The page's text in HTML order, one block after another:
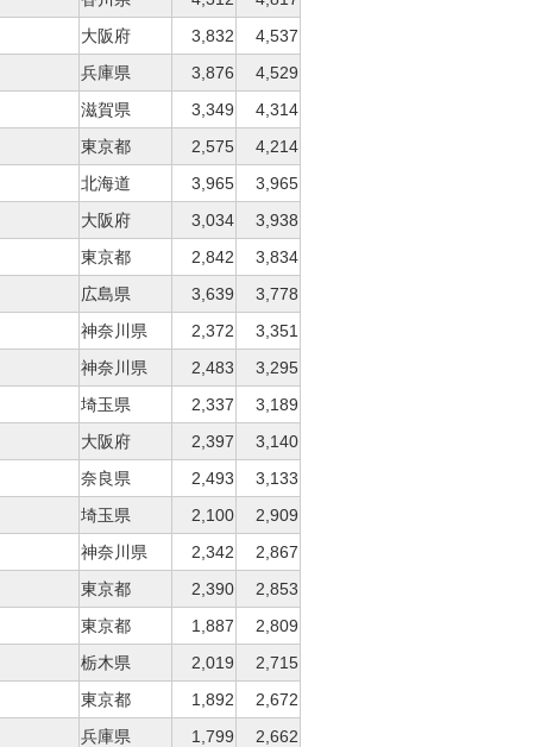
大阪府 3,832
4,537
兵庫県 3,876
4,529
滋賀県 3,349
4,314
東京都 2,575
4,214
北海道 3,965
3,965
大阪府 3,034
3,938
東京都 2,842
3,834
広島県 3,639
3,778
神奈川県 2,372
3,351
神奈川県 2,483
3,295
埼玉県 2,337
3,189
大阪府 2,397
3,140
奈良県 2,493
3,133
埼玉県 2,100
2,909
神奈川県 2,342
2,867
東京都 2,390
2,853
東京都 1,887
2,809
栃木県 2,019
2,715
東京都 1,892
2,672
兵庫県 1,799
2,662